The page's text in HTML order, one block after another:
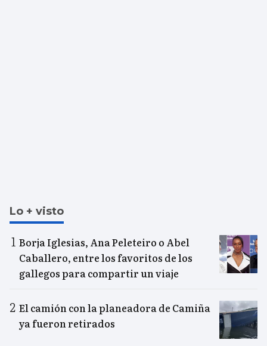
Lo + visto
Borja Iglesias, Ana Peleteiro o Abel
Caballero, entre los favoritos de los
gallegos para compartir un viaje
El camión con la planeadora de Camiña
ya fueron retirados